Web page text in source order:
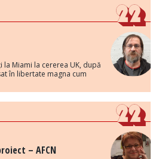
la Miami la cererea UK, după
în libertate magna cum
– AFCN